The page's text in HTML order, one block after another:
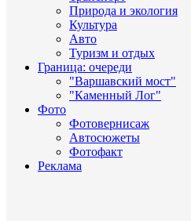
Природа и экология
Культура
Авто
Туризм и отдых
Граница: очереди
"Варшавский мост"
"Каменный Лог"
Фото
Фотовернисаж
Автосюжеты
Фотофакт
Реклама